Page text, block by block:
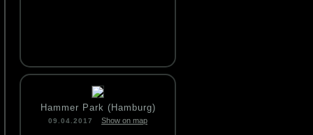
Hammer Park (Hamburg)
09.04.2017 Show on map